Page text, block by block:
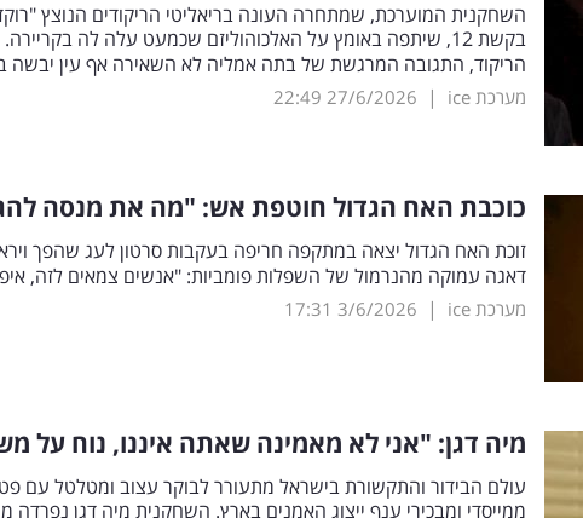
השחקנית המוערכת, שמתחרה העונה בריאליטי הריקודים הנוצץ
בקשת 12, שיתפה באומץ על האלכוהוליזם שכמעט עלה לה
הריקוד, התגובה המרגשת של בתה אמליה לא השאירה אף עין יבשה
מערכת ice |
27/6/2026
22:49
כוכבת האח הגדול חוטפת אש: "מה את מנסה
זוכת האח הגדול יצאה במתקפה חריפה בעקבות סרטון לעג שהפך
דאגה עמוקה מהנרמול של השפלות פומביות: "אנשים צמאים לזה,
מערכת ice |
3/6/2026
17:31
מיה דגן: "אני לא מאמינה שאתה איננו, נוח על
עולם הבידור והתקשורת בישראל מתעורר לבוקר עצוב ומטלטל עם
ממייסדי ומבכירי ענף ייצוג האמנים בארץ. השחקנית מיה דגן נפרדה